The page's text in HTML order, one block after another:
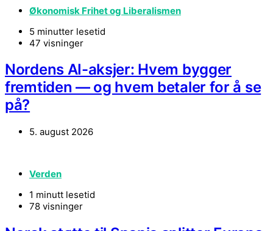
Økonomisk Frihet og Liberalismen
5 minutter lesetid
47 visninger
Nordens AI-aksjer: Hvem bygger
fremtiden — og hvem betaler for å se
på?
5. august 2026
Verden
1 minutt lesetid
78 visninger